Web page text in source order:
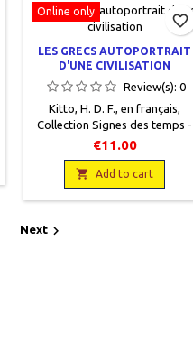
Online only
LES GRECS AUTOPORTRAIT
D'UNE CIVILISATION
Review(s):0
Kitto, H. D. F., en français,
Collection Signes des temps -
IV, Arthaud, 1959, 16 x 21, 332
pages, brochéoccasion,
Correct, couverture usagée
avec un coin corné au recto, un
pli au verso, sans sa jaquette.
€11.00
 Add to cart
favorite_border
Next